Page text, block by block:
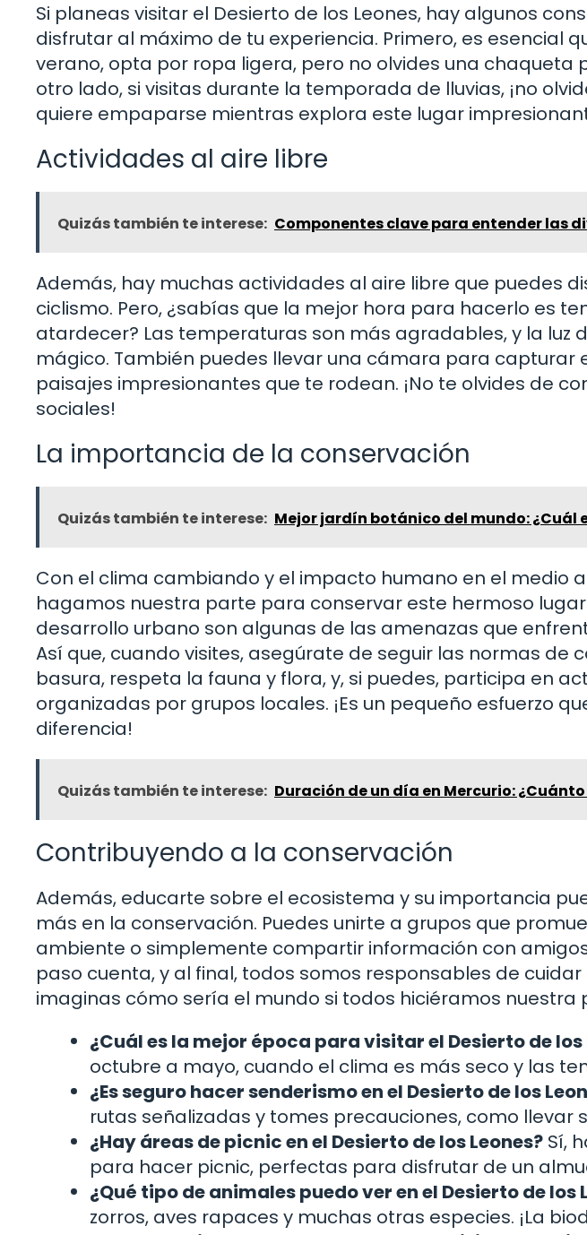
Si planeas visitar el Desierto de los Leones, hay algunos
disfrutar al máximo de tu experiencia. Primero, es esencial
verano, opta por ropa ligera, pero no olvides una chaqueta
otro lado, si visitas durante la temporada de lluvias, ¡no
quiere empaparse mientras explora este lugar
Actividades al aire libre
Quizás también te interese: Componentes clave para entender las
Además, hay muchas actividades al aire libre que puedes
ciclismo. Pero, ¿sabías que la mejor hora para hacerlo es
atardecer? Las temperaturas son más agradables, y la luz
mágico. También puedes llevar una cámara para capturar
paisajes impresionantes que te rodean. ¡No te olvides de
sociales!
La importancia de la conservación
Quizás también te interese: Mejor jardín botánico del mundo: ¿Cuál
Con el clima cambiando y el impacto humano en el medio
hagamos nuestra parte para conservar este hermoso
desarrollo urbano son algunas de las amenazas que
Así que, cuando visites, asegúrate de seguir las normas de
basura, respeta la fauna y flora, y, si puedes, participa en
organizadas por grupos locales. ¡Es un pequeño esfuerzo
diferencia!
Quizás también te interese: Duración de un día en Mercurio:
Contribuyendo a la conservación
Además, educarte sobre el ecosistema y su importancia
más en la conservación. Puedes unirte a grupos que
ambiente o simplemente compartir información con
paso cuenta, y al final, todos somos responsables de
imaginas cómo sería el mundo si todos hiciéramos nuestra
¿Cuál es la mejor época para visitar el Desierto de los
octubre a mayo, cuando el clima es más seco y las
¿Es seguro hacer senderismo en el Desierto de los
rutas señalizadas y tomes precauciones, como llevar
¿Hay áreas de picnic en el Desierto de los Leones? Sí,
para hacer picnic, perfectas para disfrutar de un
¿Qué tipo de animales puedo ver en el Desierto de los
zorros, aves rapaces y muchas otras especies. ¡La